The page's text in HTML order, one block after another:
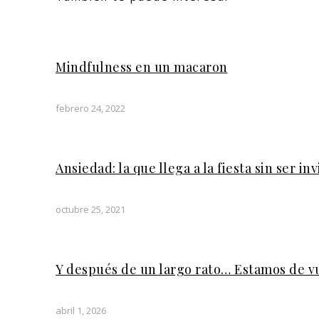
Mindfulness en un macaron
febrero 24, 2022
Ansiedad: la que llega a la fiesta sin ser
octubre 25, 2021
Y después de un largo rato… Estamos de
abril 1, 2026